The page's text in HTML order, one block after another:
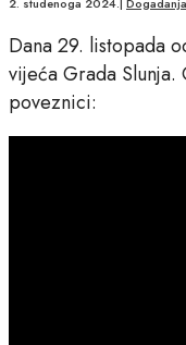
Dana 29. listopada
vijeća Grada
poveznici: